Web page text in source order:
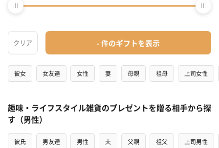
誕生日 結婚祝い 出産祝い 記念日 結婚記念日
趣味・ライフスタイル雑貨のプレゼントを贈る相手から探
す（女性）
彼女 女友達 女性 妻 母親 祖母 上司女性
趣味・ライフスタイル雑貨のプレゼントを贈る相手から探
す（男性）
彼氏 男友達 男性 夫 父親 祖父 上司男性